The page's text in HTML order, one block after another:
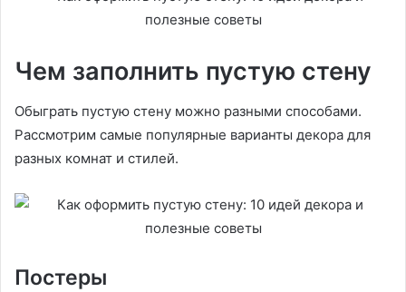
Чем заполнить пустую стену
Обыграть пустую стену можно разными способами.
Рассмотрим самые популярные варианты декора для
разных комнат и стилей.
Постеры